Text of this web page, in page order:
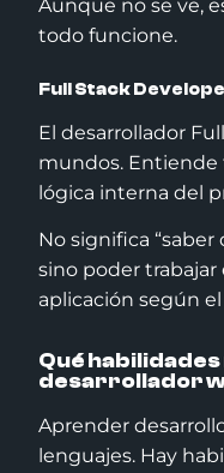
Aunque no se ve,
todo funcione.
Full Stack
El desarrollador
mundos. Entiende
lógica interna del
No significa
sino poder trabajar
aplicación según
Qué
desarrollador
Aprender
lenguajes. Hay